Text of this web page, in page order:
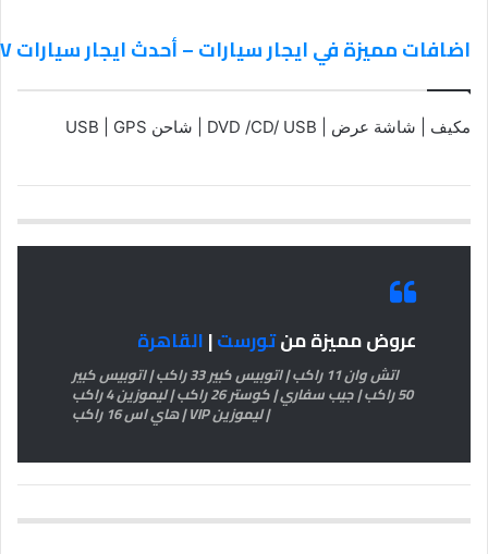
اضافات مميزة في ايجار سيارات – أحدث ايجار سيارات SUV و بأقل الأسعار فى هيليوبوليس
مكيف | شاشة عرض | DVD /CD/ USB | شاحن USB | GPS
عروض مميزة منتورست|القاهرة
اتش وان 11 راكب | اتوبيس كبير 33 راكب | اتوبيس كبير
50 راكب | جيب سفاري | كوستر 26 راكب | ليموزين 4 راكب
| ليموزين VIP | هاي اس 16 راكب